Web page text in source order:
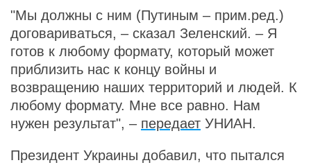
"Мы должны с ним (Путиным – прим.ред.)
договариваться, – сказал Зеленский. – Я
готов к любому формату, который может
приблизить нас к концу войны и
возвращению наших территорий и людей. К
любому формату. Мне все равно. Нам
нужен результат", – передает УНИАН.
Президент Украины добавил, что пытался